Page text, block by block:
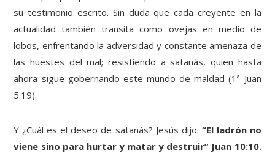
su testimonio escrito. Sin duda que cada creyente en la
actualidad también transita como ovejas en medio de
lobos, enfrentando la adversidad y constante amenaza de
las huestes del mal; resistiendo a satanás, quien hasta
ahora sigue gobernando este mundo de maldad (1ª Juan
5:19).
Y ¿Cuál es el deseo de satanás? Jesús dijo: “El ladrón no
viene sino para hurtar y matar y destruir” Juan 10:10.